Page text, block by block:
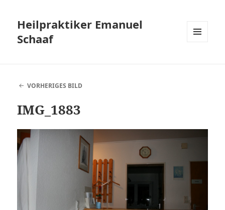
Heilpraktiker Emanuel
Schaaf
VORHERIGES BILD
IMG_1883